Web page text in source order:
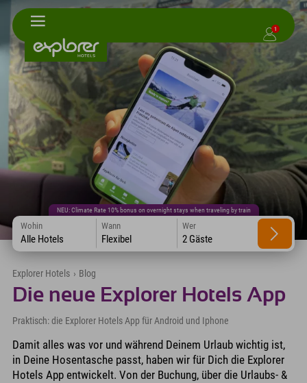
1
NEU: Climate Rate 10% bonus on overnight stays when traveling by train
Wohin
Alle Hotels
Wann
Flexibel
Wer
2 Gäste
Explorer Hotels › Blog
Die neue Explorer Hotels App
Praktisch: die Explorer Hotels App für Android und Iphone
Damit alles was vor und während Deinem Urlaub wichtig ist,
in Deine Hosentasche passt, haben wir für Dich die Explorer
Hotels App entwickelt. Von der Buchung, über die Urlaubs- &